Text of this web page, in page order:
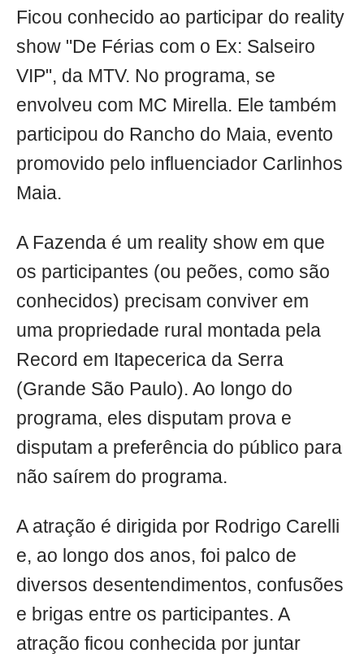
Ficou conhecido ao participar do reality
show "De Férias com o Ex: Salseiro
VIP", da MTV. No programa, se
envolveu com MC Mirella. Ele também
participou do Rancho do Maia, evento
promovido pelo influenciador Carlinhos
Maia.
A Fazenda é um reality show em que
os participantes (ou peões, como são
conhecidos) precisam conviver em
uma propriedade rural montada pela
Record em Itapecerica da Serra
(Grande São Paulo). Ao longo do
programa, eles disputam prova e
disputam a preferência do público para
não saírem do programa.
A atração é dirigida por Rodrigo Carelli
e, ao longo dos anos, foi palco de
diversos desentendimentos, confusões
e brigas entre os participantes. A
atração ficou conhecida por juntar